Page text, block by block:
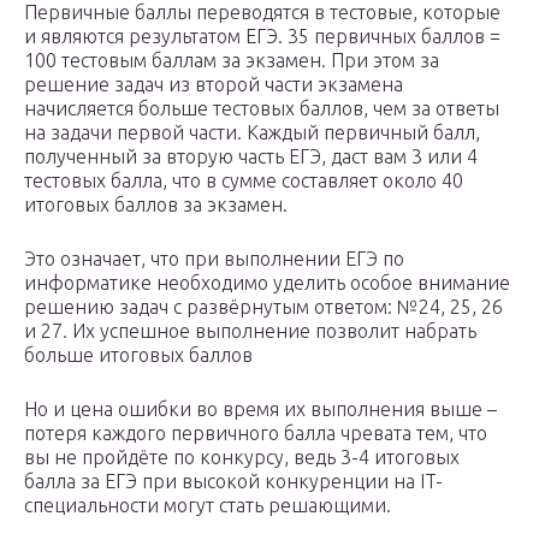
Первичные баллы переводятся в тестовые, которые
и являются результатом ЕГЭ. 35 первичных баллов =
100 тестовым баллам за экзамен. При этом за
решение задач из второй части экзамена
начисляется больше тестовых баллов, чем за ответы
на задачи первой части. Каждый первичный балл,
полученный за вторую часть ЕГЭ, даст вам 3 или 4
тестовых балла, что в сумме составляет около 40
итоговых баллов за экзамен.
Это означает, что при выполнении ЕГЭ по
информатике необходимо уделить особое внимание
решению задач с развёрнутым ответом: №24, 25, 26
и 27. Их успешное выполнение позволит набрать
больше итоговых баллов
Но и цена ошибки во время их выполнения выше –
потеря каждого первичного балла чревата тем, что
вы не пройдёте по конкурсу, ведь 3-4 итоговых
балла за ЕГЭ при высокой конкуренции на IT-
специальности могут стать решающими.